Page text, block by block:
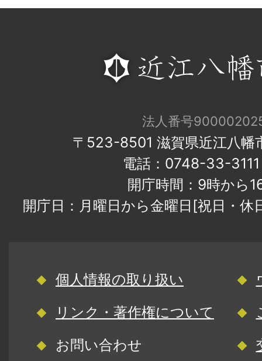
法人番号
〒523-8501 滋賀県近江八幡
電話：0748-33-
開庁時間：9時から
開庁日：月曜日から金曜日[祝日・
個人情報の取り扱い
リンク・著作権について
お問い合わせ